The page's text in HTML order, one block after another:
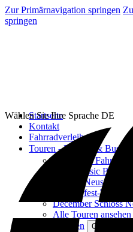
Zur Primärnavigation springen
springen
Startseite
Kontakt
Fahrradverleih
Touren - Fahrrad & Bus
Klassische
Mini Classic Bike
Schloss
Oktoberfest-
December Schloss
Alle Touren ansehen
Private Touren
Open
Wählen Sie Ihre Sprache DE